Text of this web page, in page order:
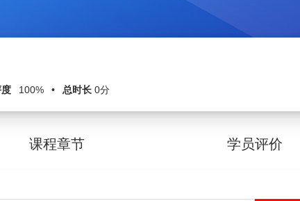
100% • 总时长 0分
课程章节 学员评价